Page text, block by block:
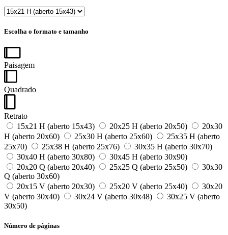
Escolha o formato e tamanho
Paisagem
Quadrado
Retrato
15x21 H (aberto 15x43)
20x25 H (aberto 20x50)
20x30
H (aberto 20x60)
25x30 H (aberto 25x60)
25x35 H (aberto
25x70)
25x38 H (aberto 25x76)
30x35 H (aberto 30x70)
30x40 H (aberto 30x80)
30x45 H (aberto 30x90)
20x20 Q (aberto 20x40)
25x25 Q (aberto 25x50)
30x30
Q (aberto 30x60)
20x15 V (aberto 20x30)
25x20 V (aberto 25x40)
30x20
V (aberto 30x40)
30x24 V (aberto 30x48)
30x25 V (aberto
30x50)
Número de páginas